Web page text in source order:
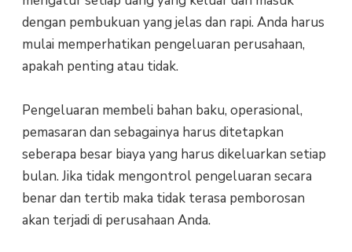
dengan pembukuan yang jelas dan rapi. Anda harus
mulai memperhatikan pengeluaran perusahaan,
apakah penting atau tidak.
Pengeluaran membeli bahan baku, operasional,
pemasaran dan sebagainya harus ditetapkan
seberapa besar biaya yang harus dikeluarkan setiap
bulan. Jika tidak mengontrol pengeluaran secara
benar dan tertib maka tidak terasa pemborosan
akan terjadi di perusahaan Anda.